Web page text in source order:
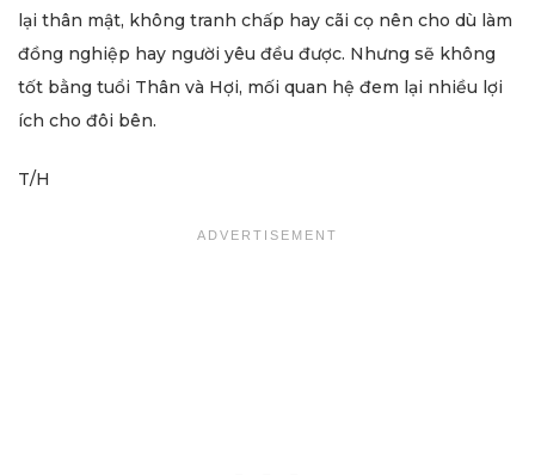
lại thân mật, không tranh chấp hay cãi cọ nên cho dù làm
đồng nghiệp hay người yêu đều được. Nhưng sẽ không
tốt bằng tuổi Thân và Hợi, mối quan hệ đem lại nhiều lợi
ích cho đôi bên.
T/H